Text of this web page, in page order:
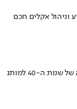
אקלים חכם
איך אסם הפכה את תקופת הצנע והמחסור הקשה של שנות ה-40 למותג